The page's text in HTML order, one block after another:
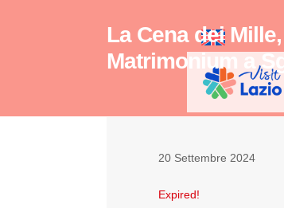
La Cena dei
Matrimonium a
20 Settembre 2024
Expired!